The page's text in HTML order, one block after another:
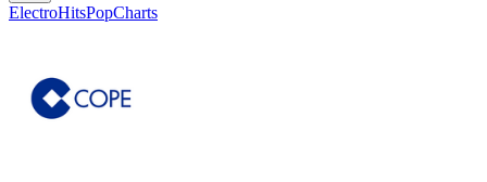
ElectroHitsPopCharts